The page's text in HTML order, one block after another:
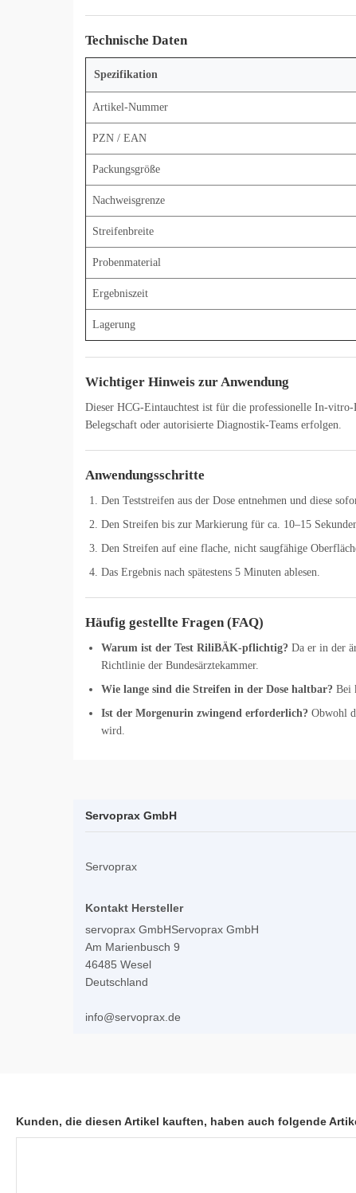
Technische Daten
Spezifikation
Artikel-Nummer
PZN / EAN
Packungsgröße
Nachweisgrenze
Streifenbreite
Probenmaterial
Ergebniszeit
Lagerung
Wichtiger Hinweis zur Anwendung
Dieser HCG-Eintauchtest ist für die professionelle In-
Belegschaft oder autorisierte Diagnostik-Teams erfolgen.
Anwendungsschritte
Den Teststreifen aus der Dose entnehmen und diese
Den Streifen bis zur Markierung für ca. 10–15
Den Streifen auf eine flache, nicht saugfähige
Das Ergebnis nach spätestens 5 Minuten ablesen.
Häufig gestellte Fragen (FAQ)
Warum ist der Test RiliBÄK-pflichtig? Da er in der
Richtlinie der Bundesärztekammer.
Wie lange sind die Streifen in der Dose haltbar? Bei
Ist der Morgenurin zwingend erforderlich? Obwohl
wird.
Servoprax GmbH
Servoprax
Kontakt Hersteller
servoprax GmbHServoprax GmbH
Am Marienbusch 9
46485 Wesel
Deutschland
info@servoprax.de
Kunden, die diesen Artikel kauften, haben auch folgende